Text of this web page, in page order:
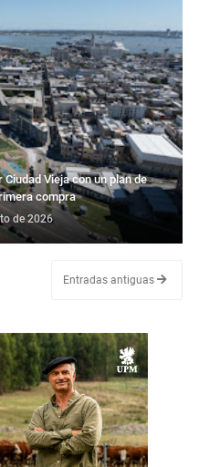
Vieja con un plan de
compra
de 2026
Entradas antiguas